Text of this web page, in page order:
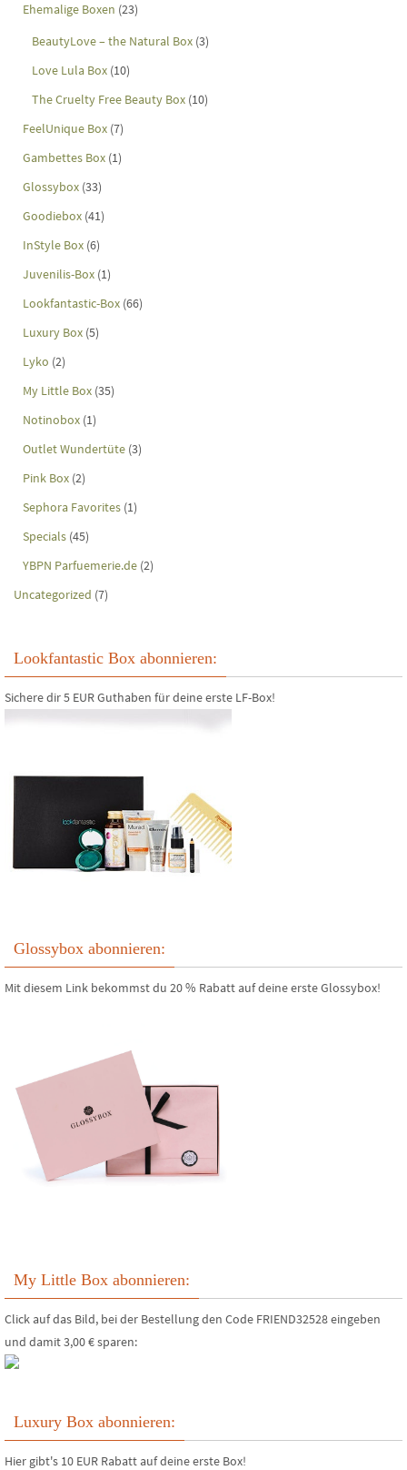
Ehemalige Boxen (23)
BeautyLove – the Natural Box (3)
Love Lula Box (10)
The Cruelty Free Beauty Box (10)
FeelUnique Box (7)
Gambettes Box (1)
Glossybox (33)
Goodiebox (41)
InStyle Box (6)
Juvenilis-Box (1)
Lookfantastic-Box (66)
Luxury Box (5)
Lyko (2)
My Little Box (35)
Notinobox (1)
Outlet Wundertüte (3)
Pink Box (2)
Sephora Favorites (1)
Specials (45)
YBPN Parfuemerie.de (2)
Uncategorized (7)
Lookfantastic Box abonnieren:
Sichere dir 5 EUR Guthaben für deine erste LF-Box!
Glossybox abonnieren:
Mit diesem Link bekommst du 20 % Rabatt auf deine erste Glossybox!
My Little Box abonnieren:
Click auf das Bild, bei der Bestellung den Code FRIEND32528 eingeben
und damit 3,00 € sparen:
Luxury Box abonnieren:
Hier gibt's 10 EUR Rabatt auf deine erste Box!